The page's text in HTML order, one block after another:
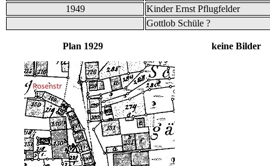
1949
Kinder Ernst Pflugfelder
Gottlob Schüle ?
Plan 1929 keine Bilder